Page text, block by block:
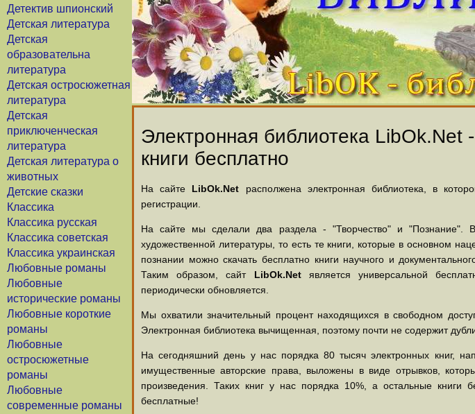
Детектив шпионский
Детская литература
Детская
образовательна
литература
Детская остросюжетная
литература
Детская
приключенческая
литература
Детская литература о
животных
Детские сказки
Классика
Классика русская
Классика советская
Классика украинская
Любовные романы
Любовные
исторические романы
Любовные короткие
романы
Любовные
остросюжетные
романы
Любовные
современные романы
Электронная библиотека LibOk.Net
книги бесплатно
На сайте LibOk.Net располжена электронная библиотека, в
регистрации.
На сайте мы сделали два раздела - "Творчество" и "Познание".
художественной литературы, то есть те книги, которые в основном
познании можно скачать бесплатно книги научного и
Таким образом, сайт LibOk.Netявляется универсальной
периодически обновляется.
Мы охватили значительный процент находящихся в свободном
Электронная библиотека вычищенная, поэтому почти не содержит
На сегодняшний день у нас порядка 80 тысяч электронных книг,
имущественные авторские права, выложены в виде отрывков,
произведения. Таких книг у нас порядка 10%, а остальные книги
бесплатные!